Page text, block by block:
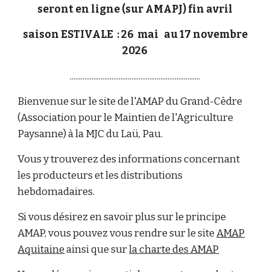
seront en ligne (sur AMAPJ) fin avril
saison ESTIVALE : 26 mai au 17 novembre
2026
........................................................................
Bienvenue sur le site de l'AMAP du Grand-Cèdre
(Association pour le Maintien de l'Agriculture
Paysanne) à la MJC du Laü, Pau.
Vous y trouverez des informations concernant
les producteurs et les distributions
hebdomadaires.
Si vous désirez en savoir plus sur le principe
AMAP, vous pouvez vous rendre sur le siteAMAP
Aquitaineainsi que surla charte des AMAP